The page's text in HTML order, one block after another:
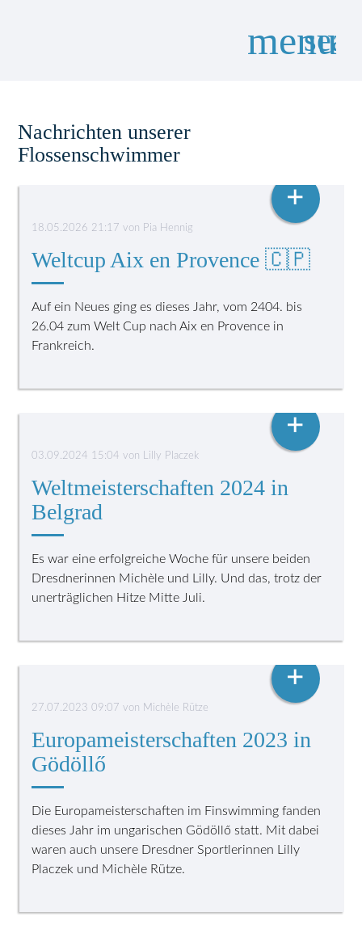
menu
Suchbegriffe
Nachrichten unserer
Flossenschwimmer
18.05.2026 21:17 von Pia Hennig
Weltcup Aix en Provence 🇨🇵
Auf ein Neues ging es dieses Jahr, vom 2404. bis
26.04 zum Welt Cup nach Aix en Provence in
Frankreich.
+
03.09.2024 15:04 von Lilly Placzek
Weltmeisterschaften 2024 in
Belgrad
Es war eine erfolgreiche Woche für unsere beiden
Dresdnerinnen Michèle und Lilly. Und das, trotz der
unerträglichen Hitze Mitte Juli.
+
27.07.2023 09:07 von Michèle Rütze
Europameisterschaften 2023 in
Gödöllő
Die Europameisterschaften im Finswimming fanden
dieses Jahr im ungarischen Gödöllő statt. Mit dabei
waren auch unsere Dresdner Sportlerinnen Lilly
Placzek und Michèle Rütze.
+